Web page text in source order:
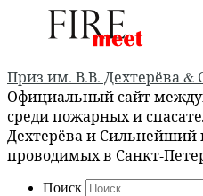
Приз им. В.В. Дехтерёва
Официальный сайт
среди пожарных и
Дехтерёва и
проводимых в Санкт-
Search
Поиск